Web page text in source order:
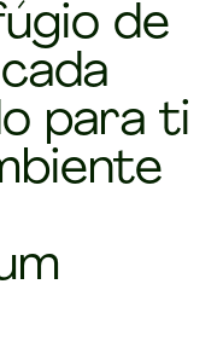
de
para ti